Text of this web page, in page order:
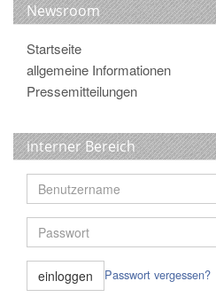
Newsroom
Startseite
allgemeine Informationen
Pressemitteilungen
interner Bereich
Passwort vergessen?